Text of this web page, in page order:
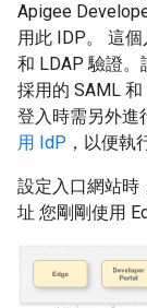
Apigee
用此 IDP。 這
和 LDAP 驗證
採用的 SAML
登入時需另外進
用 IdP ，以便執
設定入口網站時
址 您剛剛使用